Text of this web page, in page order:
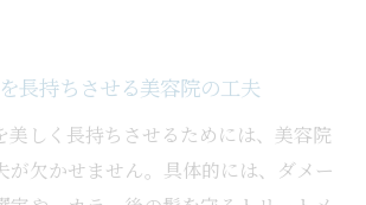
長持ちさせる美容院の工夫
美しく長持ちさせるためには、美容院
が欠かせません。具体的には、ダメー